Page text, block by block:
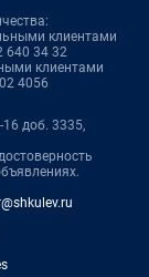
клиентами
640 34 32
клиентами
4056
доб. 3335,